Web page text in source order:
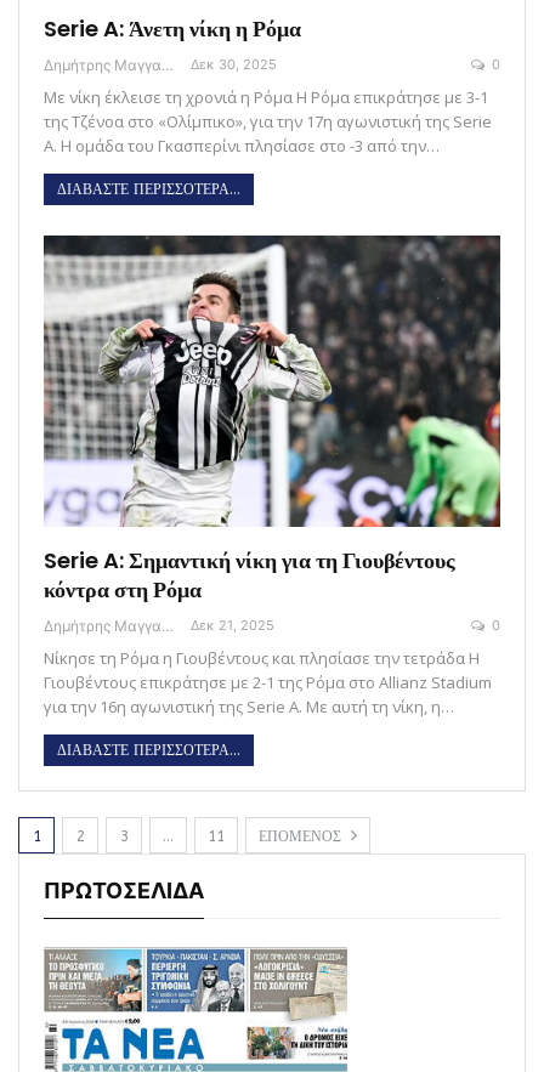
Serie A: Άνετη νίκη η Ρόμα
Δημήτρης Μαγγανάρης Δεκ 30, 2025 0
Με νίκη έκλεισε τη χρονιά η Ρόμα Η Ρόμα επικράτησε με 3-1
της Τζένοα στο «Ολίμπικο», για την 17η αγωνιστική της Serie
A. H ομάδα του Γκασπερίνι πλησίασε στο -3 από την…
ΔΙΑΒΑΣΤΕ ΠΕΡΙΣΣΟΤΕΡΑ...
Serie A: Σημαντική νίκη για τη Γιουβέντους
κόντρα στη Ρόμα
Δημήτρης Μαγγανάρης Δεκ 21, 2025 0
Νίκησε τη Ρόμα η Γιουβέντους και πλησίασε την τετράδα H
Γιουβέντους επικράτησε με 2-1 της Ρόμα στο Allianz Stadium
για την 16η αγωνιστική της Serie A. Με αυτή τη νίκη, η…
ΔΙΑΒΑΣΤΕ ΠΕΡΙΣΣΟΤΕΡΑ...
1 2 3 … 11 ΕΠΟΜΕΝΟΣ
ΠΡΩΤΟΣΕΛΙΔΑ